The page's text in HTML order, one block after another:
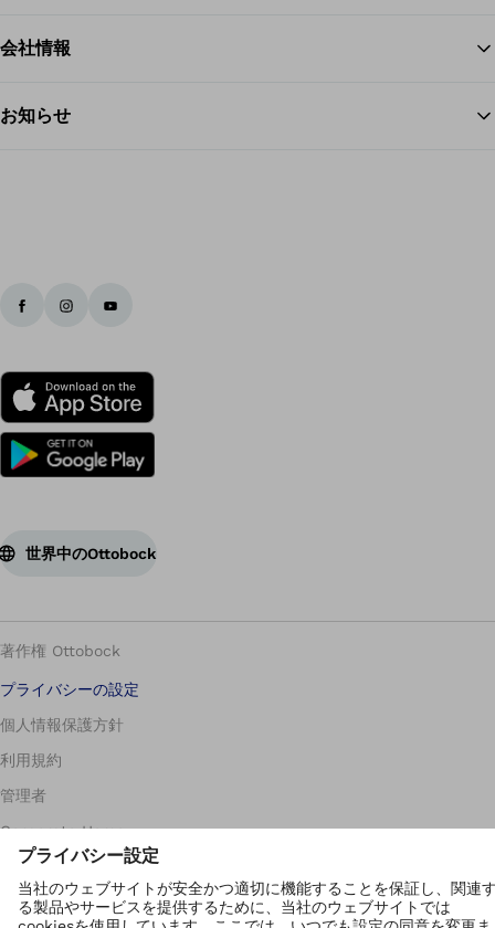
会社情報
お知らせ
世界中のOttobock
著作権 Ottobock
プライバシーの設定
個人情報保護方針
利用規約
管理者
Corporate Home
Compliance